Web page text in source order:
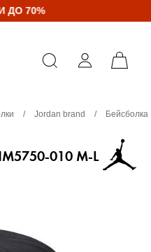
ДО 70%
/ Jordan brand /
Бейсболка
010 M-L